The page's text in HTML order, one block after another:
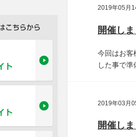
2019年05月
今回はお客
した事で準
2019年03月